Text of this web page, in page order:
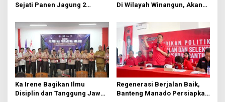
Sejati Panen Jagung 2
Di Wilayah Winangun, Akan
Ka Irene Bagikan Ilmu
Disiplin dan Tanggung Jawab
Regenerasi Berjalan Baik,
Banteng Manado Persiapkan